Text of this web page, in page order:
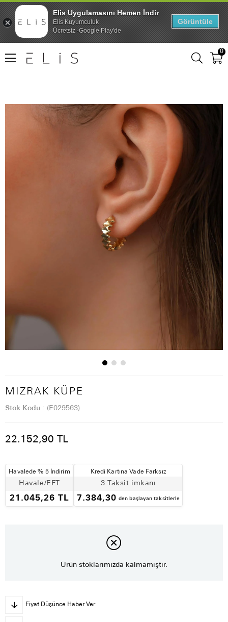
0
MIZRAK KÜPE
Stok Kodu (E029563)
22.152,90 TL
Havalede % 5 İndirim
Havale/EFT
21.045,26 TL
Kredi Kartına Vade Farksız
3 Taksit imkanı
7.384,30 den başlayan taksitlerle
Ürün stoklarımızda kalmamıştır.
Fiyat Düşünce Haber Ver
Elis Uygulamasını Hemen İndir
Elis Kuyumculuk
Ücretsiz -Google Play'de
Görüntüle